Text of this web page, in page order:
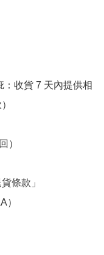
：收貨 7 天內提供相
）
條款」
）